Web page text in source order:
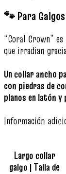
🐾 Para
“Coral Crown”
que irradian
Un collar ancho
con piedras de
planos en latón y
Información
Largo collar
galgo | Talla de